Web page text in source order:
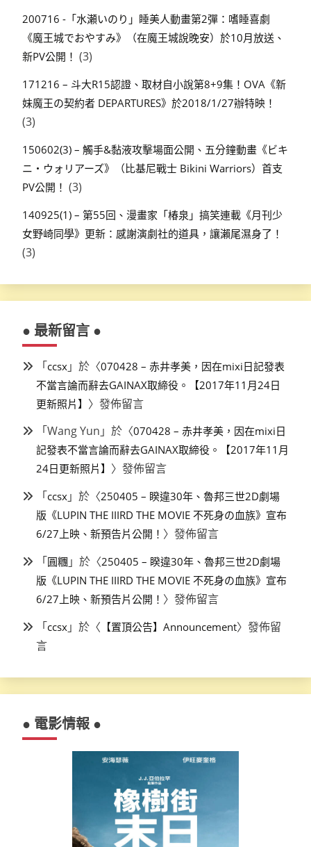
200716 -「水瀬いのり」睡美人動畫第2彈：嗜睡喜劇
《魔王城でおやすみ》（在魔王城說晚安）於10月放送、
新PV公開！ (3)
171216 – 斗大R15認證、取材自小說第8+9集！OVA《新
妹魔王の契約者 DEPARTURES》於2018/1/27辦特映！
(3)
150602(3) – 觸手&黏液攻擊場面公開、五分鐘動畫《ビキ
ニ・ウォリアーズ》（比基尼戰士 Bikini Warriors）首支
PV公開！ (3)
140925(1) – 第55回、漫畫家「椿泉」搞笑連載《月刊少
女野崎同學》更新：感謝演劇社的道具，讓瀨尾濕身了！
(3)
● 最新留言 ●
「ccsx 」於〈070428 – 赤井孝美，因在mixi日記發表
不當言論而辭去GAINAX取締役。【2017年11月24日
更新照片】 〉發佈留言
「Wang Yun 」於〈070428 – 赤井孝美，因在mixi日
記發表不當言論而辭去GAINAX取締役。【2017年11月
24日更新照片】 〉發佈留言
「ccsx 」於〈250405 – 睽違30年、魯邦三世2D劇場
版《LUPIN THE IIIRD THE MOVIE 不死身の血族》宣布
6/27上映、新預告片公開！ 〉發佈留言
「圓糰 」於〈250405 – 睽違30年、魯邦三世2D劇場
版《LUPIN THE IIIRD THE MOVIE 不死身の血族》宣布
6/27上映、新預告片公開！ 〉發佈留言
「ccsx 」於〈 【置頂公告】Announcement〉發佈留
言
● 電影情報 ●